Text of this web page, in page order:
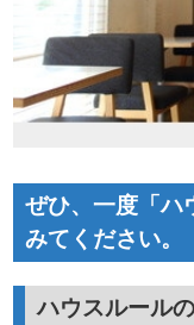
ぜひ、一度「ハ
みてください。
ハウスルール